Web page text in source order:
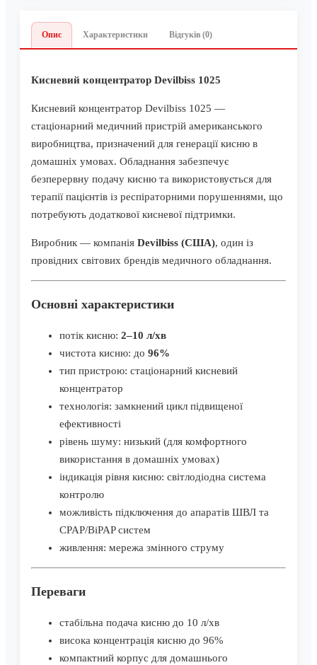
Опис Характеристики Відгуків (0)
Кисневий концентратор Devilbiss 1025
Кисневий концентратор Devilbiss 1025 —
стаціонарний медичний пристрій американського
виробництва, призначений для генерації кисню в
домашніх умовах. Обладнання забезпечує
безперервну подачу кисню та використовується для
терапії пацієнтів із респіраторними порушеннями, що
потребують додаткової кисневої підтримки.
Виробник — компанія Devilbiss (США), один із
провідних світових брендів медичного обладнання.
Основні характеристики
потік кисню: 2–10 л/хв
чистота кисню: до 96%
тип пристрою: стаціонарний кисневий
концентратор
технологія: замкнений цикл підвищеної
ефективності
рівень шуму: низький (для комфортного
використання в домашніх умовах)
індикація рівня кисню: світлодіодна система
контролю
можливість підключення до апаратів ШВЛ та
CPAP/BiPAP систем
живлення: мережа змінного струму
Переваги
стабільна подача кисню до 10 л/хв
висока концентрація кисню до 96%
компактний корпус для домашнього